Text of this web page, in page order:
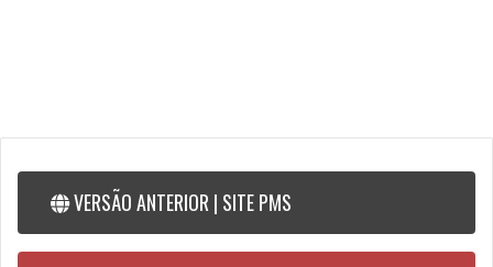
VERSÃO ANTERIOR | SITE PMS